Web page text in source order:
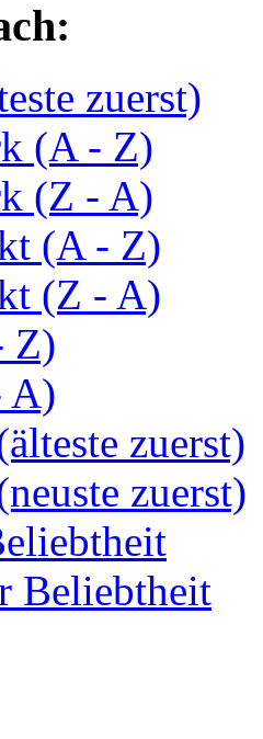
zuerst)
(A - Z)
(Z - A)
(A - Z)
(Z - A)
Z)
A)
zuerst)
zuerst)
Beliebtheit